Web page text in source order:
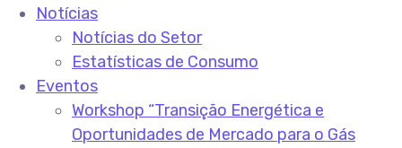
Notícias
Notícias do Setor
Estatísticas de Consumo
Eventos
Workshop “Transição Energética e
Oportunidades de Mercado para o Gás